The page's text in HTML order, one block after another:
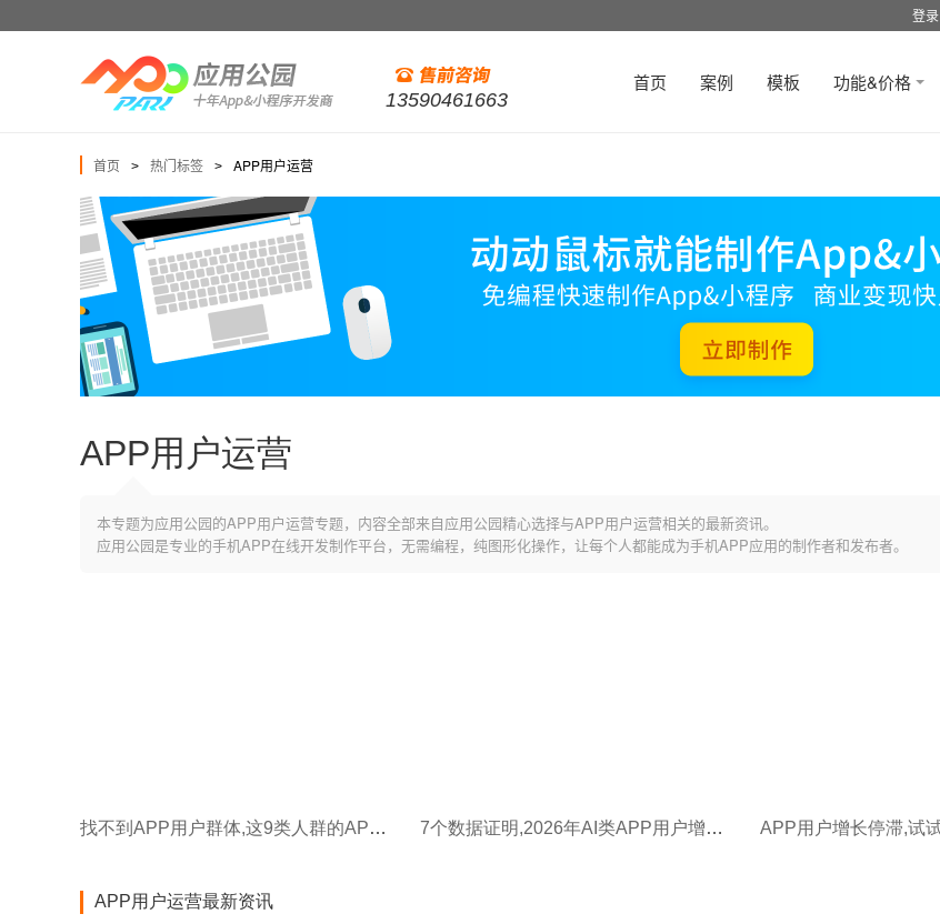
登录
13590461663
首页 案例 模板 功能&价格
首页 > 热门标签 > APP用户运营
APP用户运营
本专题为应用公园的APP用户运营专题，内容全部来自应用公园精心选择与APP用户运营相关的最新资讯。
应用公园是专业的手机APP在线开发制作平台，无需编程，纯图形化操作，让每个人都能成为手机APP应用的制作者和发布者。
找不到APP用户群体,这9类人群的APP需求未被满足! 7个数据证明,2026年AI类APP用户增长快!
APP用户运营最新资讯